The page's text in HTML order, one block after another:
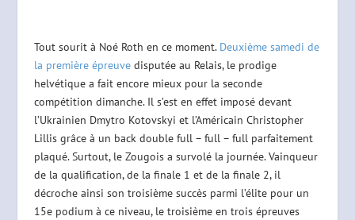
Tout sourit à Noé Roth en ce moment. Deuxième samedi de
la première épreuvedisputée au Relais, le prodige
helvétique a fait encore mieux pour la seconde
compétition dimanche. Il s’est en effet imposé devant
l’Ukrainien Dmytro Kotovskyi et l’Américain Christopher
Lillis grâce à un back double full – full – full parfaitement
plaqué. Surtout, le Zougois a survolé la journée. Vainqueur
de la qualification, de la finale 1 et de la finale 2, il
décroche ainsi son troisième succès parmi l’élite pour un
15e podium à ce niveau, le troisième en trois épreuves